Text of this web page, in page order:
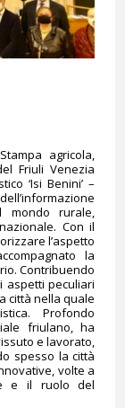
agricola,
Friuli Venezia
‘Isi Benini’ –
mondo rurale,
Con il
l’aspetto
la
Contribuendo
aspetti peculiari
città nella quale
Profondo
friulano, ha
e lavorato,
spesso la città
volte a
e il ruolo del